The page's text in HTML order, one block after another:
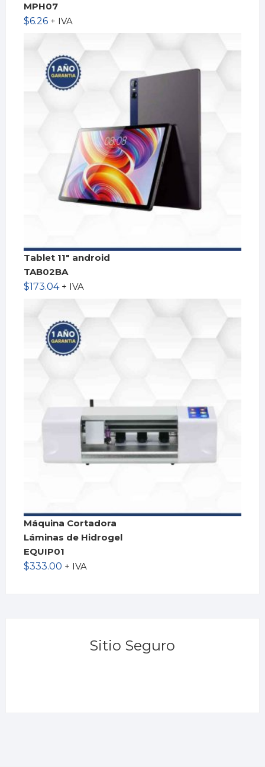
MPH07
$6.26 + IVA
Tablet 11″ android
TAB02BA
$173.04 + IVA
Máquina Cortadora
Láminas de Hidrogel
EQUIP01
$333.00 + IVA
Sitio Seguro